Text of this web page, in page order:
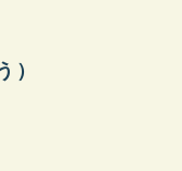
）